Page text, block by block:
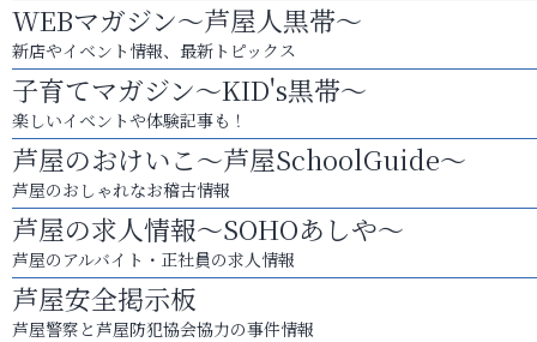
WEBマガジン～芦屋人黒帯～
新店やイベント情報、最新トピックス
子育てマガジン～KID's黒帯～
楽しいイベントや体験記事も！
芦屋のおけいこ～芦屋SchoolGuide～
芦屋のおしゃれなお稽古情報
芦屋の求人情報～SOHOあしや～
芦屋のアルバイト・正社員の求人情報
芦屋安全掲示板
芦屋警察と芦屋防犯協会協力の事件情報